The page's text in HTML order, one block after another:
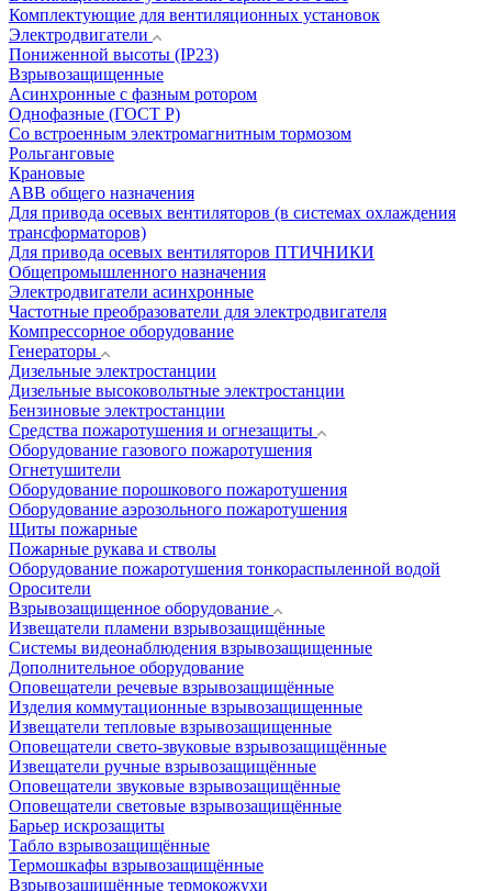
Комплектующие для вентиляционных установок
Электродвигатели
Пониженной высоты (IP23)
Взрывозащищенные
Асинхронные с фазным ротором
Однофазные (ГОСТ Р)
Со встроенным электромагнитным тормозом
Рольганговые
Крановые
АВВ общего назначения
Для привода осевых вентиляторов (в системах охлаждения
трансформаторов)
Для привода осевых вентиляторов ПТИЧНИКИ
Общепромышленного назначения
Электродвигатели асинхронные
Частотные преобразователи для электродвигателя
Компрессорное оборудование
Генераторы
Дизельные электростанции
Дизельные высоковольтные электростанции
Бензиновые электростанции
Средства пожаротушения и огнезащиты
Оборудование газового пожаротушения
Огнетушители
Оборудование порошкового пожаротушения
Оборудование аэрозольного пожаротушения
Щиты пожарные
Пожарные рукава и стволы
Оборудование пожаротушения тонкораспыленной водой
Оросители
Взрывозащищенное оборудование
Извещатели пламени взрывозащищённые
Системы видеонаблюдения взрывозащищенные
Дополнительное оборудование
Оповещатели речевые взрывозащищённые
Изделия коммутационные взрывозащищенные
Извещатели тепловые взрывозащищенные
Оповещатели свето-звуковые взрывозащищённые
Извещатели ручные взрывозащищённые
Оповещатели звуковые взрывозащищённые
Оповещатели световые взрывозащищённые
Барьер искрозащиты
Табло взрывозащищённые
Термошкафы взрывозащищённые
Взрывозащищённые термокожухи